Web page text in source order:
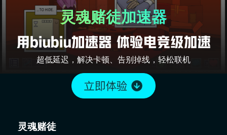
灵魂赌徒加速器
超低延迟，解决卡顿、告别掉线，轻松联机
灵魂赌徒